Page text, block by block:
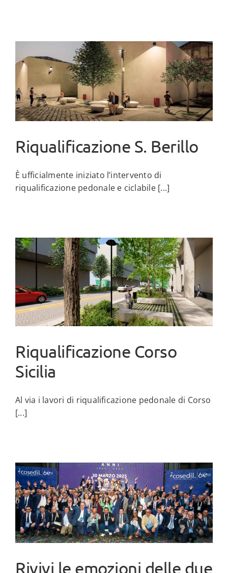
Riqualificazione S. Berillo
È ufficialmente iniziato l’intervento di
riqualificazione pedonale e ciclabile [...]
Riqualificazione Corso
Sicilia
Al via i lavori di riqualificazione pedonale di Corso
[...]
Rivivi le emozioni delle due